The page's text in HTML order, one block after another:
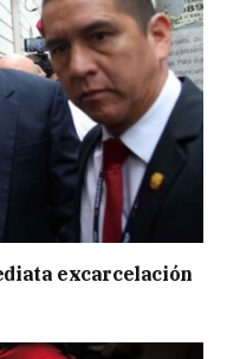
excarcelación